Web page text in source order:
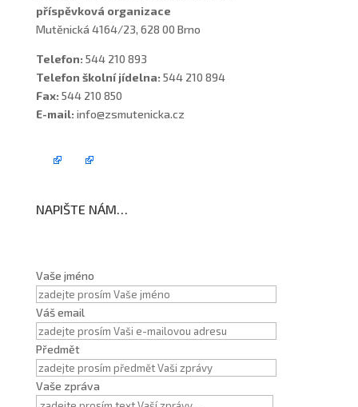
příspěvková organizace
Mutěnická 4164/23, 628 00 Brno
Telefon: 544 210 893
Telefon školní jídelna: 544 210 894
Fax: 544 210 850
E-mail: info@zsmutenicka.cz
NAPIŠTE NÁM…
Vaše jméno
Váš email
Předmět
Vaše zpráva